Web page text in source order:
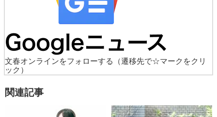
文春オンラインをフォローする
（遷移先で☆マークをクリ
ック）
関連記事